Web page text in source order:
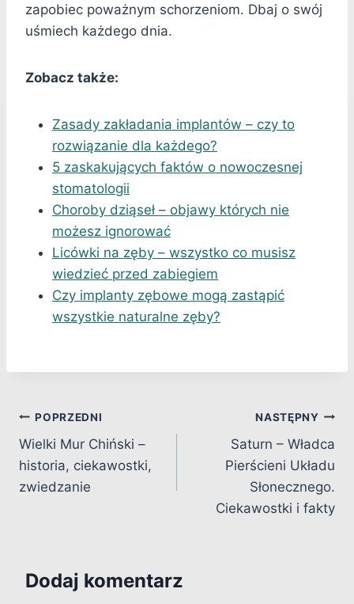
zapobiec poważnym schorzeniom. Dbaj o swój
uśmiech każdego dnia.
Zobacz także:
Zasady zakładania implantów – czy to
rozwiązanie dla każdego?
5 zaskakujących faktów o nowoczesnej
stomatologii
Choroby dziąseł – objawy których nie
możesz ignorować
Licówki na zęby – wszystko co musisz
wiedzieć przed zabiegiem
Czy implanty zębowe mogą zastąpić
wszystkie naturalne zęby?
Nawigacja
wpisu
POPRZEDNI
Wielki Mur Chiński –
historia, ciekawostki,
zwiedzanie
NASTĘPNY
Saturn – Władca
Pierścieni Układu
Słonecznego.
Ciekawostki i fakty
Dodaj komentarz